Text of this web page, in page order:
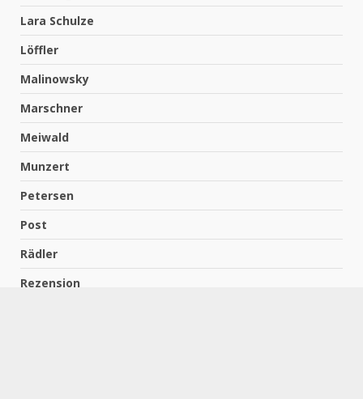
Lara Schulze
Löffler
Malinowsky
Marschner
Meiwald
Munzert
Petersen
Post
Rädler
Rezension